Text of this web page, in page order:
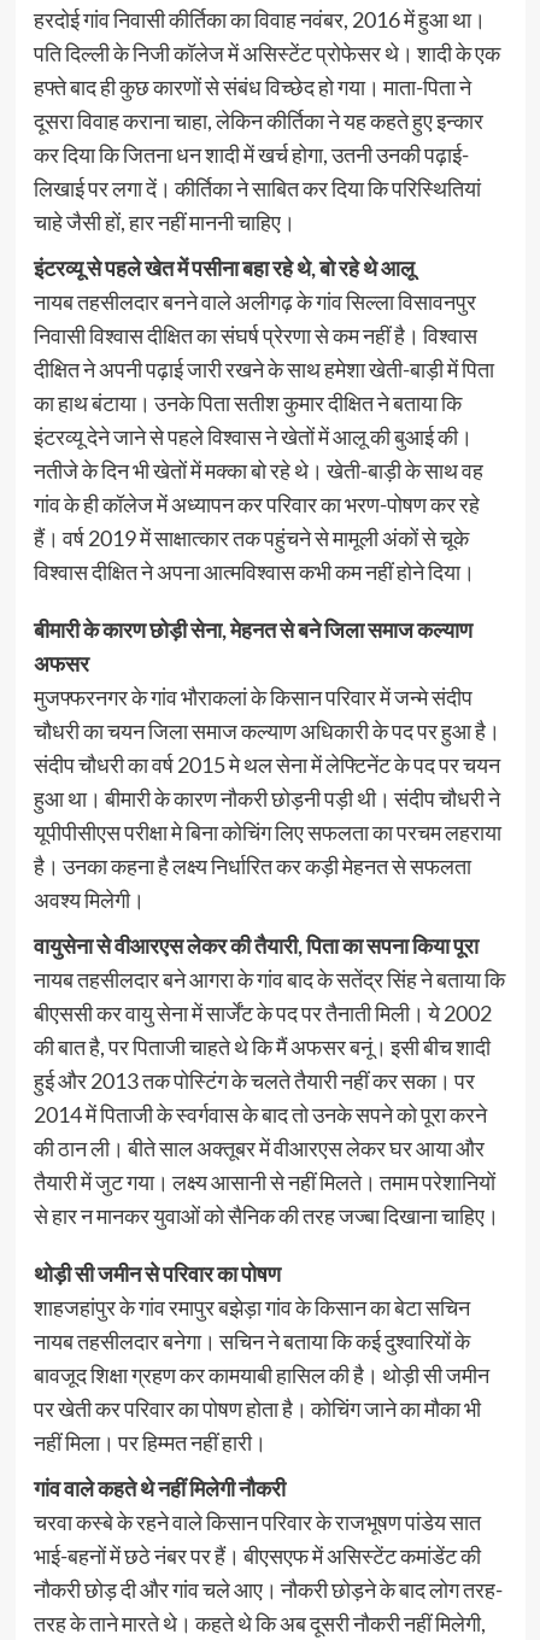
हरदोई गांव निवासी कीर्तिका का विवाह नवंबर, 2016 में हुआ था।
पति दिल्ली के निजी कॉलेज में असिस्टेंट प्रोफेसर थे। शादी के एक
हफ्ते बाद ही कुछ कारणों से संबंध विच्छेद हो गया। माता-पिता ने
दूसरा विवाह कराना चाहा, लेकिन कीर्तिका ने यह कहते हुए इन्कार
कर दिया कि जितना धन शादी में खर्च होगा, उतनी उनकी पढ़ाई-
लिखाई पर लगा दें। कीर्तिका ने साबित कर दिया कि परिस्थितियां
चाहे जैसी हों, हार नहीं माननी चाहिए।
इंटरव्यू से पहले खेत में पसीना बहा रहे थे, बो रहे थे आलू
नायब तहसीलदार बनने वाले अलीगढ़ के गांव सिल्ला विसावनपुर
निवासी विश्वास दीक्षित का संघर्ष प्रेरणा से कम नहीं है। विश्वास
दीक्षित ने अपनी पढ़ाई जारी रखने के साथ हमेशा खेती-बाड़ी में पिता
का हाथ बंटाया। उनके पिता सतीश कुमार दीक्षित ने बताया कि
इंटरव्यू देने जाने से पहले विश्वास ने खेतों में आलू की बुआई की।
नतीजे के दिन भी खेतों में मक्का बो रहे थे। खेती-बाड़ी के साथ वह
गांव के ही कॉलेज में अध्यापन कर परिवार का भरण-पोषण कर रहे
हैं। वर्ष 2019 में साक्षात्कार तक पहुंचने से मामूली अंकों से चूके
विश्वास दीक्षित ने अपना आत्मविश्वास कभी कम नहीं होने दिया।
बीमारी के कारण छोड़ी सेना, मेहनत से बने जिला समाज कल्याण
अफसर
मुजफ्फरनगर के गांव भौराकलां के किसान परिवार में जन्मे संदीप
चौधरी का चयन जिला समाज कल्याण अधिकारी के पद पर हुआ है।
संदीप चौधरी का वर्ष 2015 मे थल सेना में लेफ्टिनेंट के पद पर चयन
हुआ था। बीमारी के कारण नौकरी छोड़नी पड़ी थी। संदीप चौधरी ने
यूपीपीसीएस परीक्षा मे बिना कोचिंग लिए सफलता का परचम लहराया
है। उनका कहना है लक्ष्य निर्धारित कर कड़ी मेहनत से सफलता
अवश्य मिलेगी।
वायुसेना से वीआरएस लेकर की तैयारी, पिता का सपना किया पूरा
नायब तहसीलदार बने आगरा के गांव बाद के सतेंद्र सिंह ने बताया कि
बीएससी कर वायु सेना में सार्जेंट के पद पर तैनाती मिली। ये 2002
की बात है, पर पिताजी चाहते थे कि मैं अफसर बनूं। इसी बीच शादी
हुई और 2013 तक पोस्टिंग के चलते तैयारी नहीं कर सका। पर
2014 में पिताजी के स्वर्गवास के बाद तो उनके सपने को पूरा करने
की ठान ली। बीते साल अक्तूबर में वीआरएस लेकर घर आया और
तैयारी में जुट गया। लक्ष्य आसानी से नहीं मिलते। तमाम परेशानियों
से हार न मानकर युवाओं को सैनिक की तरह जज्बा दिखाना चाहिए।
थोड़ी सी जमीन से परिवार का पोषण
शाहजहांपुर के गांव रमापुर बझेड़ा गांव के किसान का बेटा सचिन
नायब तहसीलदार बनेगा। सचिन ने बताया कि कई दुश्वारियों के
बावजूद शिक्षा ग्रहण कर कामयाबी हासिल की है। थोड़ी सी जमीन
पर खेती कर परिवार का पोषण होता है। कोचिंग जाने का मौका भी
नहीं मिला। पर हिम्मत नहीं हारी।
गांव वाले कहते थे नहीं मिलेगी नौकरी
चरवा कस्बे के रहने वाले किसान परिवार के राजभूषण पांडेय सात
भाई-बहनों में छठे नंबर पर हैं। बीएसएफ में असिस्टेंट कमांडेंट की
नौकरी छोड़ दी और गांव चले आए। नौकरी छोड़ने के बाद लोग तरह-
तरह के ताने मारते थे। कहते थे कि अब दूसरी नौकरी नहीं मिलेगी,